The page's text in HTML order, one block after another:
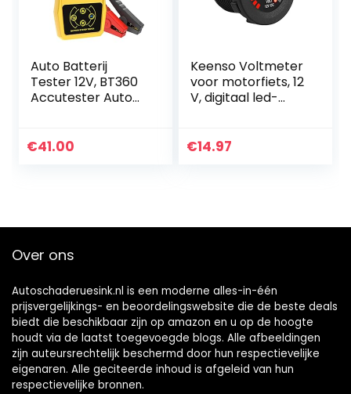
Auto Batterij
Tester 12V, BT360
Accutester Auto
Lading Tester, Auto
€41.00
Keenso Voltmeter
voor motorfiets, 12
V, digitaal led-
indicator, volt…
€14.97
Over ons
Autoschaderuesink.nl is een moderne alles-in-één
prijsvergelijkings- en beoordelingswebsite die de beste deals
biedt die beschikbaar zijn op amazon en u op de hoogte
houdt via de laatst toegevoegde blogs. Alle afbeeldingen
zijn auteursrechtelijk beschermd door hun respectievelijke
eigenaren. Alle geciteerde inhoud is afgeleid van hun
respectievelijke bronnen.